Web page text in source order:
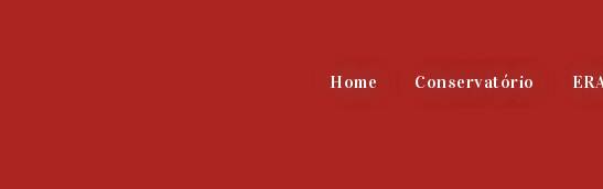
Home Conservatório